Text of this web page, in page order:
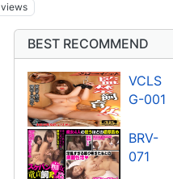
views
BEST RECOMMEND
VCLS
G-001
BRV-
071